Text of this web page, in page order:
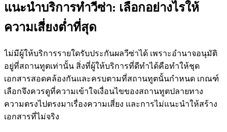
แนะนำบริการทำวีซ่า: เลือกอย่างไรให้
ความเสี่ยงต่ำที่สุด
ไม่มีผู้ให้บริการรายใดรับประกันผลวีซ่าได้ เพราะอำนาจอนุมัติ
อยู่ที่สถานทูตเท่านั้น สิ่งที่ผู้ให้บริการที่ดีทำได้คือทำให้ชุด
เอกสารสอดคล้องกันและครบตามที่สถานทูตนั้นกำหนด เกณฑ์
เลือกจึงควรดูที่ความเข้าใจเงื่อนไขของสถานทูตปลายทาง
ความตรงไปตรงมาเรื่องความเสี่ยง และการไม่แนะนำให้สร้าง
เอกสารที่ไม่จริง